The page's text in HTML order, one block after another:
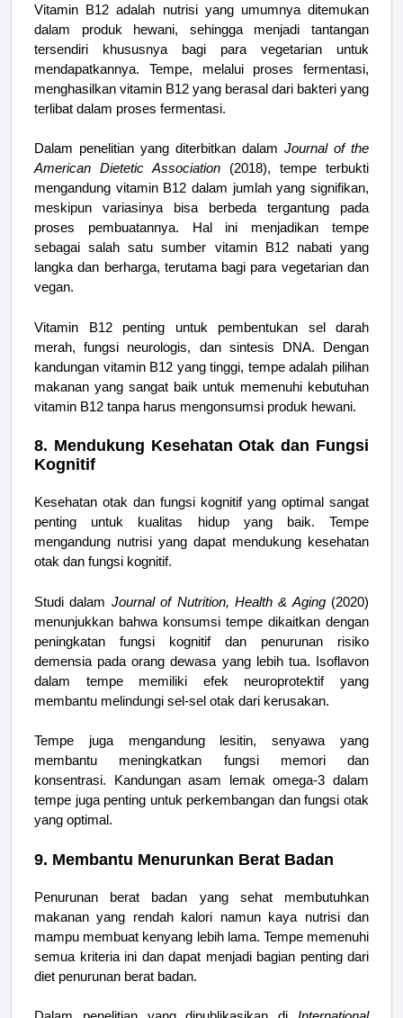
Vitamin B12 adalah nutrisi yang umumnya ditemukan
dalam produk hewani, sehingga menjadi tantangan
tersendiri khususnya bagi para vegetarian untuk
mendapatkannya. Tempe, melalui proses fermentasi,
menghasilkan vitamin B12 yang berasal dari bakteri yang
terlibat dalam proses fermentasi.
Dalam penelitian yang diterbitkan dalam Journal of the
American Dietetic Association (2018), tempe terbukti
mengandung vitamin B12 dalam jumlah yang signifikan,
meskipun variasinya bisa berbeda tergantung pada
proses pembuatannya. Hal ini menjadikan tempe
sebagai salah satu sumber vitamin B12 nabati yang
langka dan berharga, terutama bagi para vegetarian dan
vegan.
Vitamin B12 penting untuk pembentukan sel darah
merah, fungsi neurologis, dan sintesis DNA. Dengan
kandungan vitamin B12 yang tinggi, tempe adalah pilihan
makanan yang sangat baik untuk memenuhi kebutuhan
vitamin B12 tanpa harus mengonsumsi produk hewani.
8. Mendukung Kesehatan Otak dan Fungsi
Kognitif
Kesehatan otak dan fungsi kognitif yang optimal sangat
penting untuk kualitas hidup yang baik. Tempe
mengandung nutrisi yang dapat mendukung kesehatan
otak dan fungsi kognitif.
Studi dalam Journal of Nutrition, Health & Aging(2020)
menunjukkan bahwa konsumsi tempe dikaitkan dengan
peningkatan fungsi kognitif dan penurunan risiko
demensia pada orang dewasa yang lebih tua. Isoflavon
dalam tempe memiliki efek neuroprotektif yang
membantu melindungi sel-sel otak dari kerusakan.
Tempe juga mengandung lesitin, senyawa yang
membantu meningkatkan fungsi memori dan
konsentrasi. Kandungan asam lemak omega-3 dalam
tempe juga penting untuk perkembangan dan fungsi otak
yang optimal.
9. Membantu Menurunkan Berat Badan
Penurunan berat badan yang sehat membutuhkan
makanan yang rendah kalori namun kaya nutrisi dan
mampu membuat kenyang lebih lama. Tempe memenuhi
semua kriteria ini dan dapat menjadi bagian penting dari
diet penurunan berat badan.